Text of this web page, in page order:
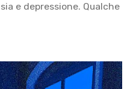
e depressione. Qualche